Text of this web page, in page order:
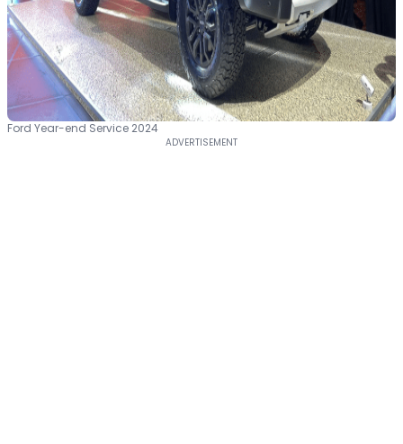
Ford Year-end Service 2024